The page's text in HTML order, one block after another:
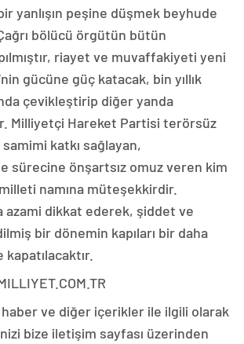
yanlışın peşine düşmek beyhude
bölücü örgütün bütün
riayet ve muvaffakiyeti yeni
gücüne güç katacak, bin yıllık
çevikleştirip diğer yanda
Milliyetçi Hareket Partisi terörsüz
katkı sağlayan,
sürecine önşartsız omuz veren kim
namına müteşekkirdir.
azami dikkat ederek, şiddet ve
bir dönemin kapıları bir daha
haber ve diğer içerikler ile ilgili olarak
bize iletişim sayfası üzerinden